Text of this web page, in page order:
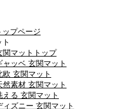
ップページ
関マットトップ
ャッベ 玄関マット
欧 玄関マット
然素材 玄関マット
える 玄関マット
ィズニー 玄関マット